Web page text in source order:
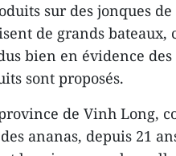
sur des jonques
de grands bateaux,
bien en évidence
sont proposés.
de Vinh Long,
ananas, depuis 21